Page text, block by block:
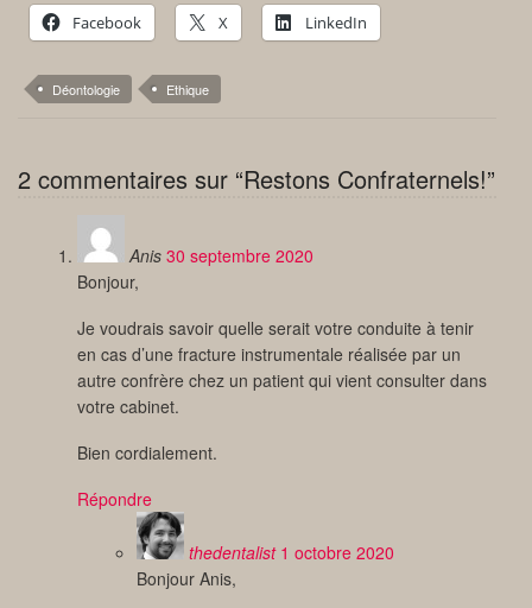
Facebook X LinkedIn
Déontologie Ethique
2 commentaires sur “Restons Confraternels!”
Anis 30 septembre 2020
Bonjour,
Je voudrais savoir quelle serait votre conduite à tenir
en cas d’une fracture instrumentale réalisée par un
autre confrère chez un patient qui vient consulter dans
votre cabinet.
Bien cordialement.
Répondre
thedentalist 1 octobre 2020
Bonjour Anis,